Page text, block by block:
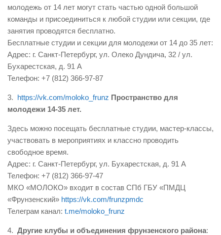
молодежь от 14 лет могут стать частью одной большой
команды и присоединиться к любой студии или секции, где
занятия проводятся бесплатно.
Бесплатные студии и секции для молодежи от 14 до 35 лет:
Адрес: г. Санкт-Петербург, ул. Олеко Дундича, 32 / ул.
Бухарестская, д. 91 А
Телефон: +7 (812) 366-97-87
3. https://vk.com/moloko_frunz Пространство для
молодежи 14-35 лет.
Здесь можно посещать бесплатные студии, мастер-классы,
участвовать в мероприятиях и классно проводить
свободное время.
Адрес: г. Санкт-Петербург, ул. Бухарестская, д. 91 А
Телефон: +7 (812) 366-97-47
МКО «МОЛОКО» входит в состав СПб ГБУ «ПМДЦ
«Фрунзенский» https://vk.com/frunzpmdc
Телеграм канал: t.me/moloko_frunz
4. Другие клубы и объединения фрунзенского района: